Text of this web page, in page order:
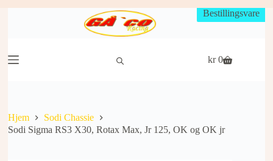
Handlekurv
kr0
Hjem
Sodi Chassie
Sodi Sigma RS3 X30, Rotax Max, Jr 125, OK og OK jr
Bestillingsvare